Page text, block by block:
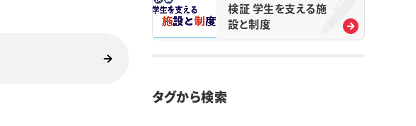
検証 学生を支える施
設と制度
タグから検索